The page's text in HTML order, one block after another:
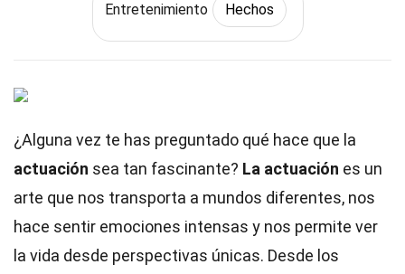
Entretenimiento Hechos
¿Alguna vez te has preguntado qué hace que la
actuación sea tan fascinante? La actuación es un
arte que nos transporta a mundos diferentes, nos
hace sentir emociones intensas y nos permite ver
la vida desde perspectivas únicas. Desde los